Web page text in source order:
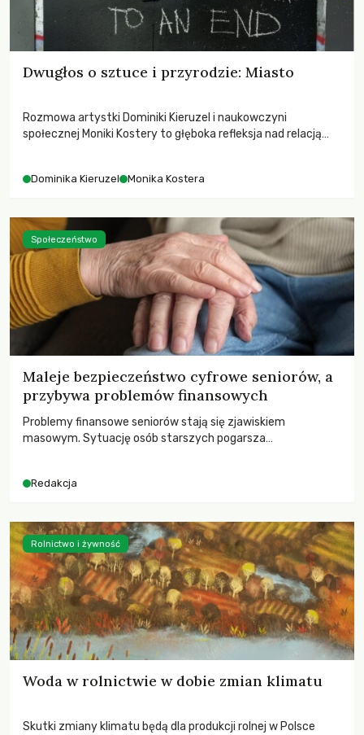
Dwugłos o sztuce i przyrodzie: Miasto
Rozmowa artystki Dominiki Kieruzel i naukowczyni
społecznej Moniki Kostery to głęboka refleksja nad relacją
Dominika Kieruzel Monika Kostera
Maleje bezpieczeństwo cyfrowe seniorów, a
przybywa problemów finansowych
Problemy finansowe seniorów stają się zjawiskiem
masowym. Sytuację osób starszych pogarsza
Redakcja
Społeczeństwo
Woda w rolnictwie w dobie zmian klimatu
Skutki zmiany klimatu będą dla produkcji rolnej w Polsce
Rolnictwo i żywność